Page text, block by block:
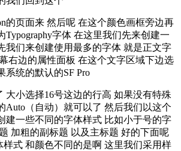
的页面来 然后呢 在这个颜色画框旁边再
Typography字体 在这里我们先来创建一
我们来创建使用最多的字体 就是正文字
右边的属性面板 在这个文字区域下边选
系统的默认的SF Pro
大小选择16号这边的行高 如果没有特殊
Auto（自动）就可以了 然后我们以这个
建一些不同的字体样式 比如小于号的字
加粗的副标题 以及主标题 好的下面呢
式 和颜色不同的是啊 这里我们采用样